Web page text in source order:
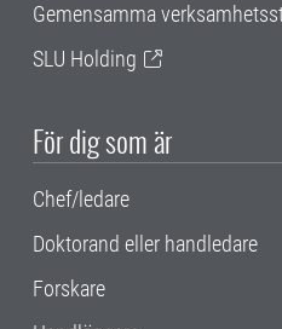
Gemensamma
SLU Holding
För dig som är
Chef/ledare
Doktorand eller handledare
Forskare